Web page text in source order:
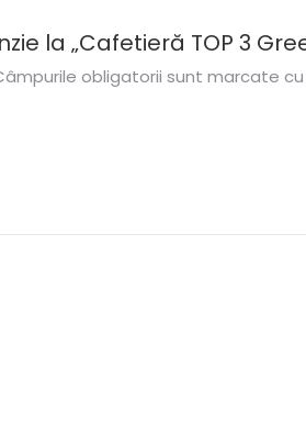
la „Cafetieră TOP 3
obligatorii sunt marcate cu